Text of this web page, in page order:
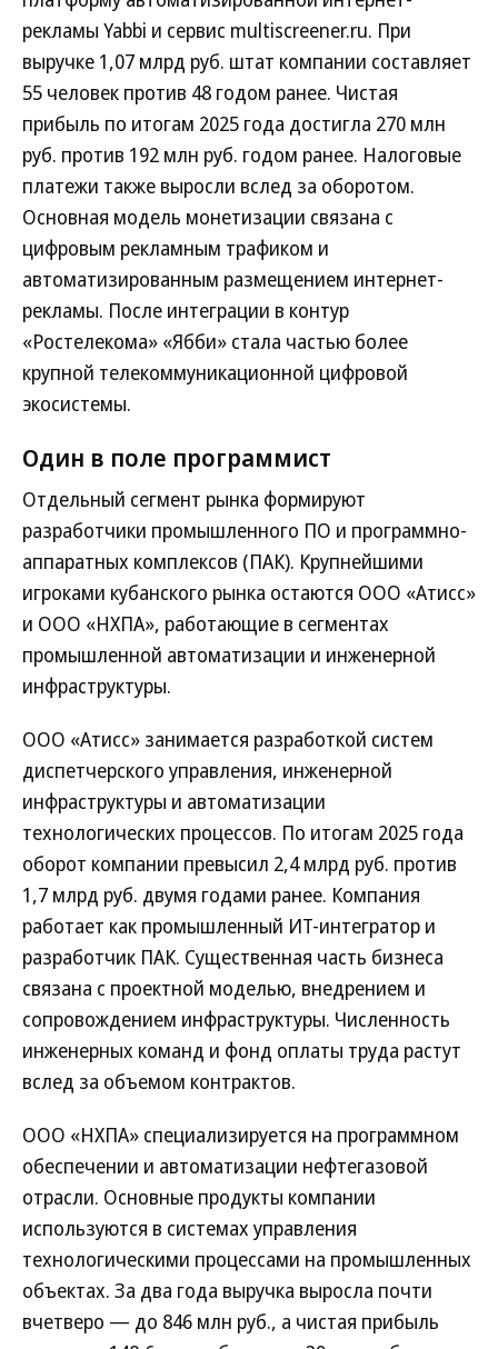
рекламы Yabbi и сервис multiscreener.ru. При
выручке 1,07 млрд руб. штат компании составляет
55 человек против 48 годом ранее. Чистая
прибыль по итогам 2025 года достигла 270 млн
руб. против 192 млн руб. годом ранее. Налоговые
платежи также выросли вслед за оборотом.
Основная модель монетизации связана с
цифровым рекламным трафиком и
автоматизированным размещением интернет-
рекламы. После интеграции в контур
«Ростелекома» «Ябби» стала частью более
крупной телекоммуникационной цифровой
экосистемы.
Один в поле программист
Отдельный сегмент рынка формируют
разработчики промышленного ПО и программно-
аппаратных комплексов (ПАК). Крупнейшими
игроками кубанского рынка остаются ООО «Атисс»
и ООО «НХПА», работающие в сегментах
промышленной автоматизации и инженерной
инфраструктуры.
ООО «Атисс» занимается разработкой систем
диспетчерского управления, инженерной
инфраструктуры и автоматизации
технологических процессов. По итогам 2025 года
оборот компании превысил 2,4 млрд руб. против
1,7 млрд руб. двумя годами ранее. Компания
работает как промышленный ИТ-интегратор и
разработчик ПАК. Существенная часть бизнеса
связана с проектной моделью, внедрением и
сопровождением инфраструктуры. Численность
инженерных команд и фонд оплаты труда растут
вслед за объемом контрактов.
ООО «НХПА» специализируется на программном
обеспечении и автоматизации нефтегазовой
отрасли. Основные продукты компании
используются в системах управления
технологическими процессами на промышленных
объектах. За два года выручка выросла почти
вчетверо — до 846 млн руб., а чистая прибыль